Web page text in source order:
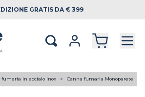
GRATIS DA € 399
fumaria in acciaio Inox Canna fumaria Monoparete